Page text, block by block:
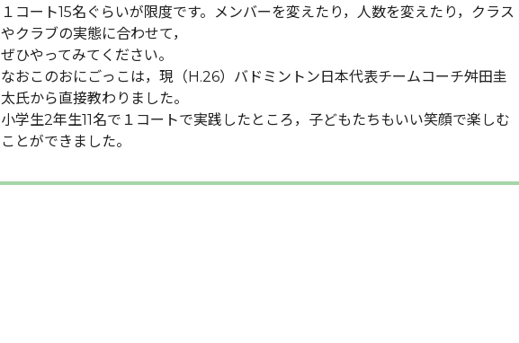
１コート15名ぐらいが限度です。メンバーを変えたり，人数を変えたり，クラス
やクラブの実態に合わせて，
ぜひやってみてください。
なおこのおにごっこは，現（H.26）バドミントン日本代表チームコーチ舛田圭
太氏から直接教わりました。
小学生2年生11名で１コートで実践したところ，子どもたちもいい笑顔で楽しむ
ことができました。